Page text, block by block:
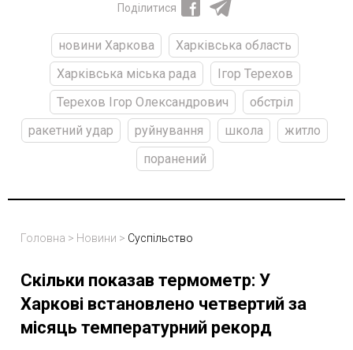
Поділитися
новини Харкова
Харківська область
Харківська міська рада
Ігор Терехов
Терехов Ігор Олександрович
обстріл
ракетний удар
руйнування школа
житло
поранений
Головна > Новини > Суспільство
Скільки показав термометр: У
Харкові встановлено четвертий за
місяць температурний рекорд